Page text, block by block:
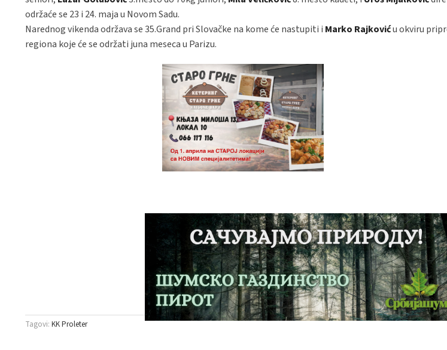
održaće se 23 i 24. maja u Novom Sadu.
Narednog vikenda održava se 35.Grand pri Slovačke na kome će nastupiti i Marko Rajkoviću okviru
regiona koje će se održati juna meseca u Parizu.
Tagovi: KK Proleter